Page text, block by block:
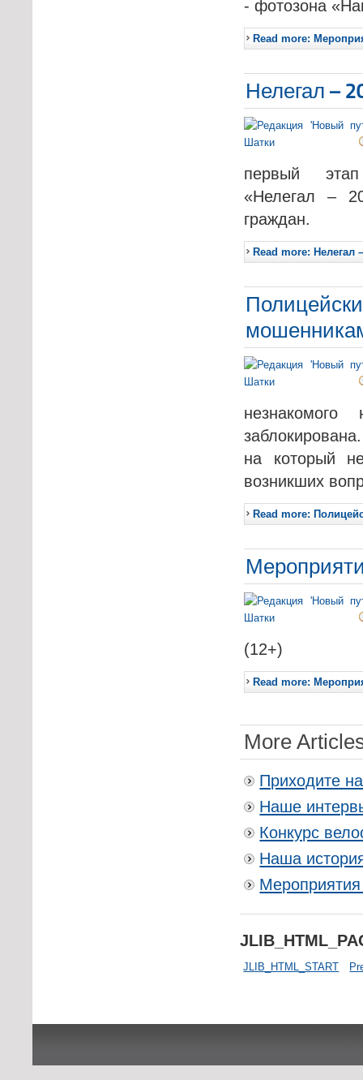
- фотозона
Read more:
Нелегал –
первый этап
«Нелегал –
граждан.
Read more: Нелегал
на который
возникших
Read more:
(12+)
Read more:
More
Приходите
Наше
Конкурс
Наша
JLIB_HTML_START